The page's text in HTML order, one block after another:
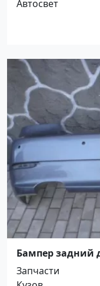
Автосвет
Бампер задний
Краснодар
Запчасти